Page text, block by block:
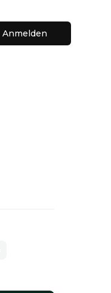
Anmelden